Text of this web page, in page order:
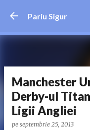
Treceți
Pariu Sigur
Manchester
Derby-ul
Ligii Angliei
pe septembrie 25, 2013